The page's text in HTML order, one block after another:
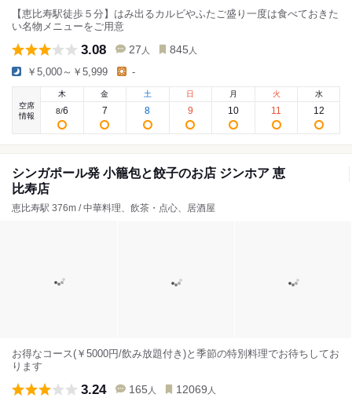
【恵比寿駅徒歩５分】はみ出るカルビやふたご盛り一度は食べておきた
い名物メニューをご用意
3.08 27 人 845 人
￥5,000～￥5,999 -
空席
情報
木
8/6
金
7
土
8
日
9
月
10
火
11
水
12
シンガポール発 小籠包と餃子のお店 ジンホア 恵
比寿店
恵比寿駅 376m / 中華料理、飲茶・点心、居酒屋
お得なコース(￥5000円/飲み放題付き)と季節の特別料理でお待ちしてお
ります
3.24 165 人 12069 人